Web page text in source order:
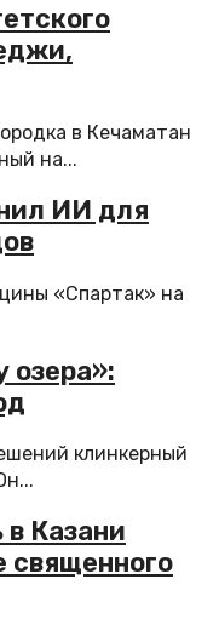
в Кечаматан
на...
ИИ для
«Спартак» на
клинкерный
Казани
священного